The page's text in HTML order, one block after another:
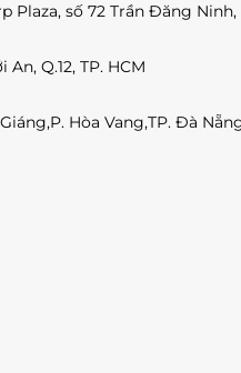
Plaza, số 72 Trần Đăng
Q.12, TP. HCM
Hòa Vang,TP. Đà